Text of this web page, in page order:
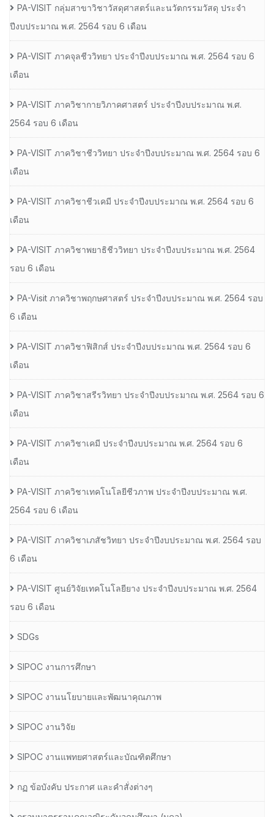
PA-VISIT กลุ่มสาขาวิชาวัสดุศาสตร์และนวัตกรรมวัสดุ ประจำ
ปีงบประมาณ พ.ศ. 2564 รอบ 6 เดือน
PA-VISIT ภาคจุลชีววิทยา ประจำปีงบประมาณ พ.ศ. 2564 รอบ 6
เดือน
PA-VISIT ภาควิชากายวิภาคศาสตร์ ประจำปีงบประมาณ พ.ศ.
2564 รอบ 6 เดือน
PA-VISIT ภาควิชาชีววิทยา ประจำปีงบประมาณ พ.ศ. 2564 รอบ 6
เดือน
PA-VISIT ภาควิชาชีวเคมี ประจำปีงบประมาณ พ.ศ. 2564 รอบ 6
เดือน
PA-VISIT ภาควิชาพยาธิชีววิทยา ประจำปีงบประมาณ พ.ศ. 2564
รอบ 6 เดือน
PA-Visit ภาควิชาพฤกษศาสตร์ ประจำปีงบประมาณ พ.ศ. 2564 รอบ
6 เดือน
PA-VISIT ภาควิชาฟิสิกส์ ประจำปีงบประมาณ พ.ศ. 2564 รอบ 6
เดือน
PA-VISIT ภาควิชาสรีรวิทยา ประจำปีงบประมาณ พ.ศ. 2564 รอบ 6
เดือน
PA-VISIT ภาควิชาเคมี ประจำปีงบประมาณ พ.ศ. 2564 รอบ 6
เดือน
PA-VISIT ภาควิชาเทคโนโลยีชีวภาพ ประจำปีงบประมาณ พ.ศ.
2564 รอบ 6 เดือน
PA-VISIT ภาควิชาเภสัชวิทยา ประจำปีงบประมาณ พ.ศ. 2564 รอบ
6 เดือน
PA-VISIT ศูนย์วิจัยเทคโนโลยียาง ประจำปีงบประมาณ พ.ศ. 2564
รอบ 6 เดือน
SDGs
SIPOC งานการศึกษา
SIPOC งานนโยบายและพัฒนาคุณภาพ
SIPOC งานวิจัย
SIPOC งานแพทยศาสตร์และบัณฑิตศึกษา
กฏ ข้อบังคับ ประกาศ และคำสั่งต่างๆ